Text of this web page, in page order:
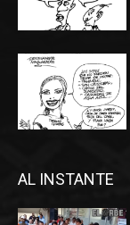
AL INSTANTE